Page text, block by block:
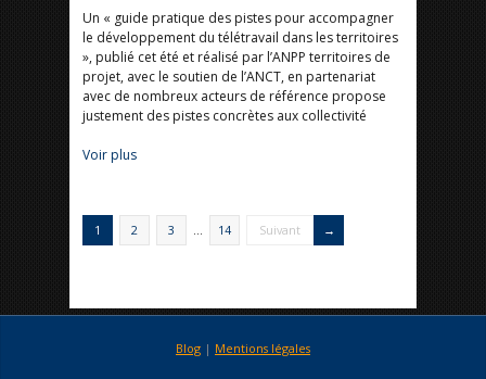
Un « guide pratique des pistes pour accompagner
le développement du télétravail dans les territoires
», publié cet été et réalisé par l’ANPP territoires de
projet, avec le soutien de l’ANCT, en partenariat
avec de nombreux acteurs de référence propose
justement des pistes concrètes aux collectivité
Voir plus
1 2 3 … 14 Suivant
Blog | Mentions légales